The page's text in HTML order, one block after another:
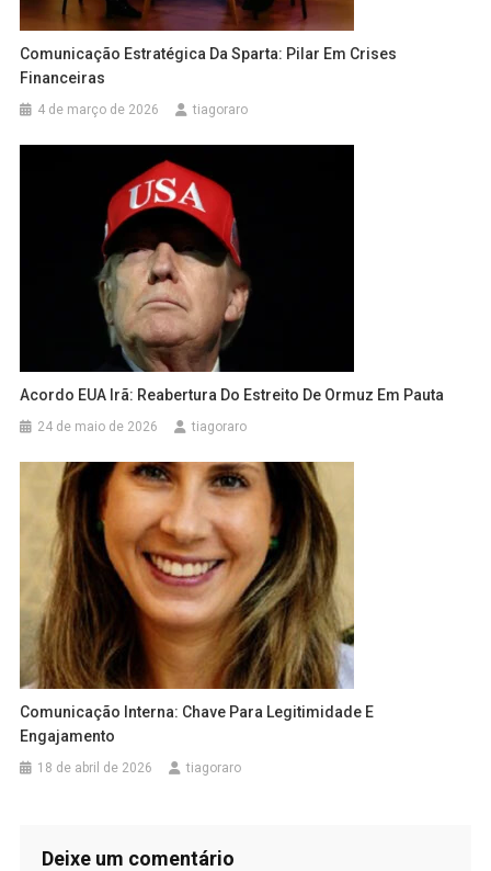
Comunicação Estratégica Da Sparta: Pilar Em Crises
Financeiras
4 de março de 2026 tiagoraro
Acordo EUA Irã: Reabertura Do Estreito De Ormuz Em Pauta
24 de maio de 2026 tiagoraro
Comunicação Interna: Chave Para Legitimidade E
Engajamento
18 de abril de 2026 tiagoraro
Deixe um comentário